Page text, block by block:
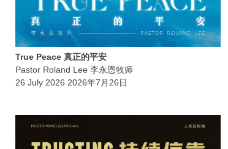
True Peace 真正的平安
Pastor Roland Lee 李永恩牧师
26 July 2026 2026年7月26日